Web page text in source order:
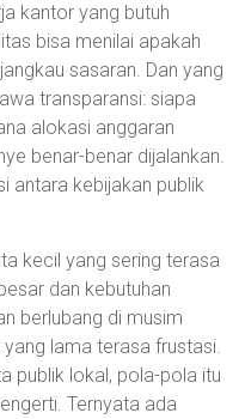
kantor yang butuh
bisa menilai apakah
sasaran. Dan yang
transparansi: siapa
alokasi anggaran
benar-benar dijalankan.
antara kebijakan publik
kecil yang sering terasa
dan kebutuhan
berlubang di musim
lama terasa frustasi.
publik lokal, pola-pola itu
Ternyata ada